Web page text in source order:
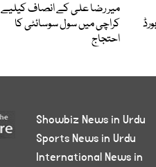
میر رضا علی کے انصاف کیلیے
کراچی میں سول سوسائٹی کا
احتجاج
Showbiz News in Urdu
Sports News in Urdu
International News in